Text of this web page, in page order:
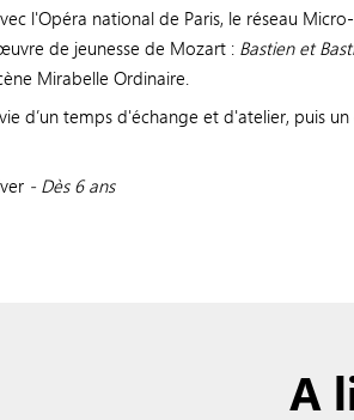
l'Opéra national de Paris, le réseau
de jeunesse de Mozart : Bastien et
Mirabelle Ordinaire.
d’un temps d'échange et d'atelier, puis
- Dès 6 ans
A